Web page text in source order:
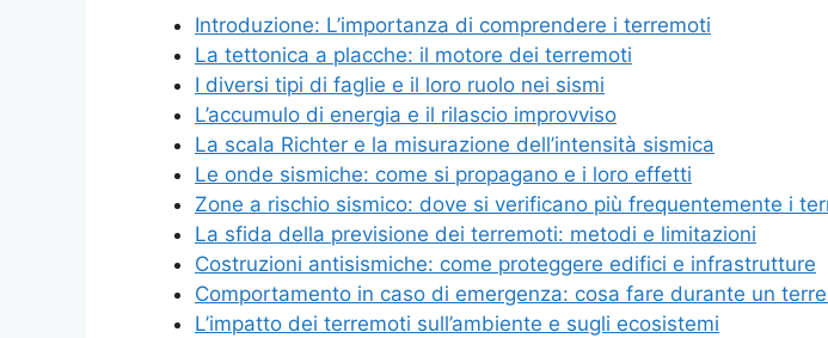
Introduzione: L’importanza di comprendere i terremoti
La tettonica a placche: il motore dei terremoti
I diversi tipi di faglie e il loro ruolo nei sismi
L’accumulo di energia e il rilascio improvviso
La scala Richter e la misurazione dell’intensità sismica
Le onde sismiche: come si propagano e i loro effetti
Zone a rischio sismico: dove si verificano più frequentemente i
La sfida della previsione dei terremoti: metodi e limitazioni
Costruzioni antisismiche: come proteggere edifici e infrastrutture
Comportamento in caso di emergenza: cosa fare durante un
L’impatto dei terremoti sull’ambiente e sugli ecosistemi